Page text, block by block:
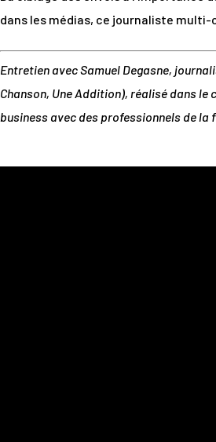
dans les médias, ce journaliste
Entretien avec Samuel Degasne,
Chanson, Une Addition), réalisé dans
business avec des professionnels de la